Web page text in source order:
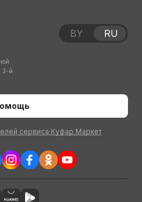
3-й
сервиса Куфар Маркет
BY RU